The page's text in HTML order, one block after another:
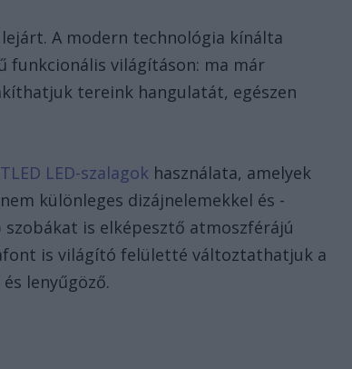
A modern technológia kínálta
funkcionális világításon: ma már
tereink hangulatát, egészen
LED-szalagok használata, amelyek
különleges dizájnelemekkel és -
is elképesztő atmoszférájú
is világító felületté változtathatjuk a
lenyűgöző.